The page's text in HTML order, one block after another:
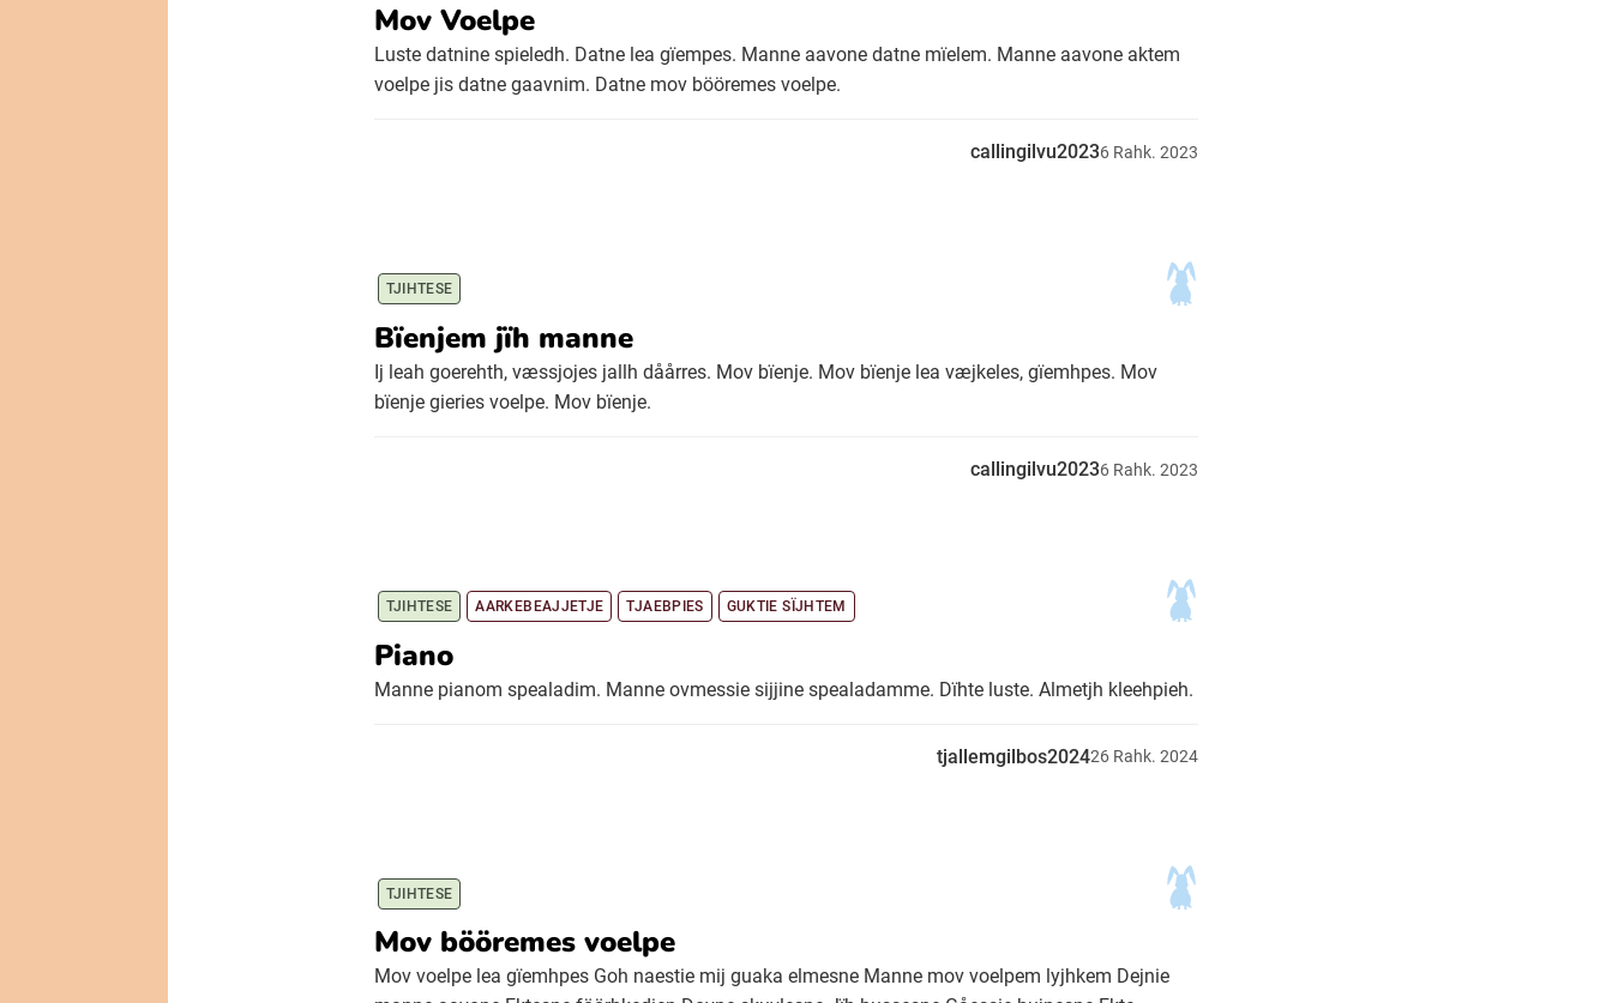
Mov Voelpe
Luste datnine spieledh. Datne lea gïempes. Manne aavone datne mïelem. Manne aavone aktem
voelpe jis datne gaavnim. Datne mov bööremes voelpe.
callingilvu20236 Rahk. 2023
TJIHTESE
Bïenjem jïh manne
Ij leah goerehth, væssjojes jallh dåårres. Mov bïenje. Mov bïenje lea væjkeles, gïemhpes. Mov
bïenje gieries voelpe. Mov bïenje.
callingilvu20236 Rahk. 2023
TJIHTESE AARKEBEAJJETJE TJAEBPIES GUKTIE SÏJHTEM
Piano
Manne pianom spealadim. Manne ovmessie sijjine spealadamme. Dïhte luste. Almetjh kleehpieh.
tjallemgilbos202426 Rahk. 2024
TJIHTESE
Mov bööremes voelpe
Mov voelpe lea gïemhpes Goh naestie mij guaka elmesne Manne mov voelpem lyjhkem Dejnie